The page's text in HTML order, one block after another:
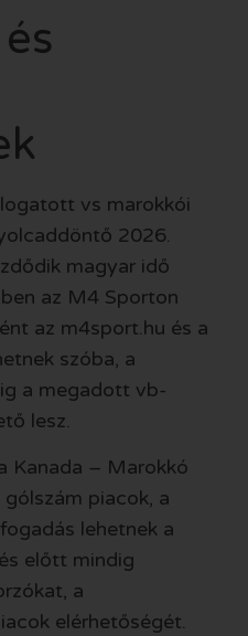
vs marokkói
2026.
magyar idő
az M4 Sporton
az m4sport.hu és a
szóba, a
a megadott vb-
lesz.
Kanada – Marokkó
piacok, a
lehetnek a
előtt mindig
a
elérhetőségét.